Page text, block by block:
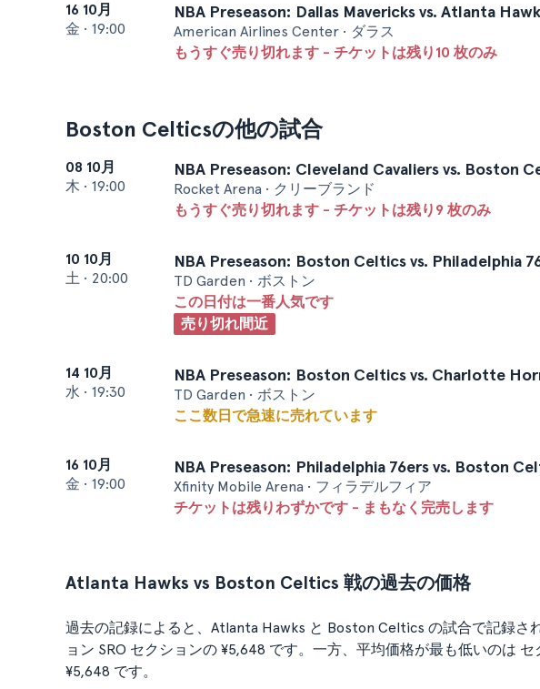
16 10月
金 • 19:00
NBA Preseason: Dallas Mavericks vs. Atlanta
American Airlines Center • ダラス
もうすぐ売り切れます - チケットは残り10 枚のみ
Boston Celticsの他の試合
08 10月
木 • 19:00
NBA Preseason: Cleveland Cavaliers vs. Boston
Rocket Arena • クリーブランド
もうすぐ売り切れます - チケットは残り9 枚のみ
10 10月
土 • 20:00
NBA Preseason: Boston Celtics vs. Philadelphia
TD Garden • ボストン
この日付は一番人気です
売り切れ間近
14 10月
水 • 19:30
NBA Preseason: Boston Celtics vs. Charlotte
TD Garden • ボストン
ここ数日で急速に売れています
16 10月
金 • 19:00
NBA Preseason: Philadelphia 76ers vs. Boston
Xfinity Mobile Arena • フィラデルフィア
チケットは残りわずかです - まもなく完売します
Atlanta Hawks vs Boston Celtics 戦の過去の価格
過去の記録によると、Atlanta Hawks と Boston Celtics の試合で記録さ
ョン SRO セクションの ¥5,648 です。一方、平均価格が最も低いのは
¥5,648 です。